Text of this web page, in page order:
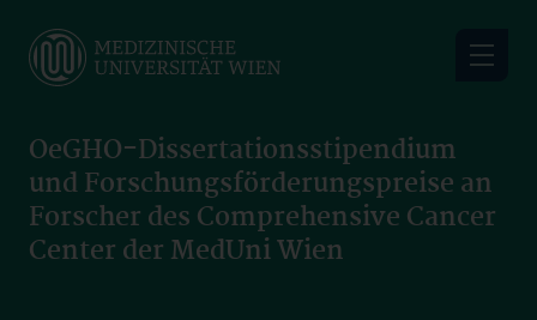
main
OeGHO-Dissertationsstipendium
und Forschungsförderungspreise an
Forscher des Comprehensive Cancer
Center der MedUni Wien